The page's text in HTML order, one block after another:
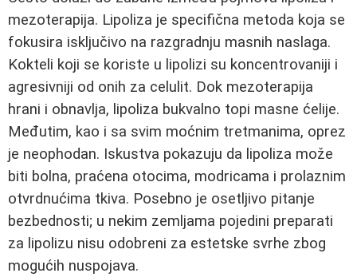
mezoterapija. Lipoliza je specifična metoda koja se
fokusira isključivo na razgradnju masnih naslaga.
Kokteli koji se koriste u lipolizi su koncentrovaniji i
agresivniji od onih za celulit. Dok mezoterapija
hrani i obnavlja, lipoliza bukvalno topi masne ćelije.
Međutim, kao i sa svim moćnim tretmanima, oprez
je neophodan. Iskustva pokazuju da lipoliza može
biti bolna, praćena otocima, modricama i prolaznim
otvrdnućima tkiva. Posebno je osetljivo pitanje
bezbednosti; u nekim zemljama pojedini preparati
za lipolizu nisu odobreni za estetske svrhe zbog
mogućih nuspojava.